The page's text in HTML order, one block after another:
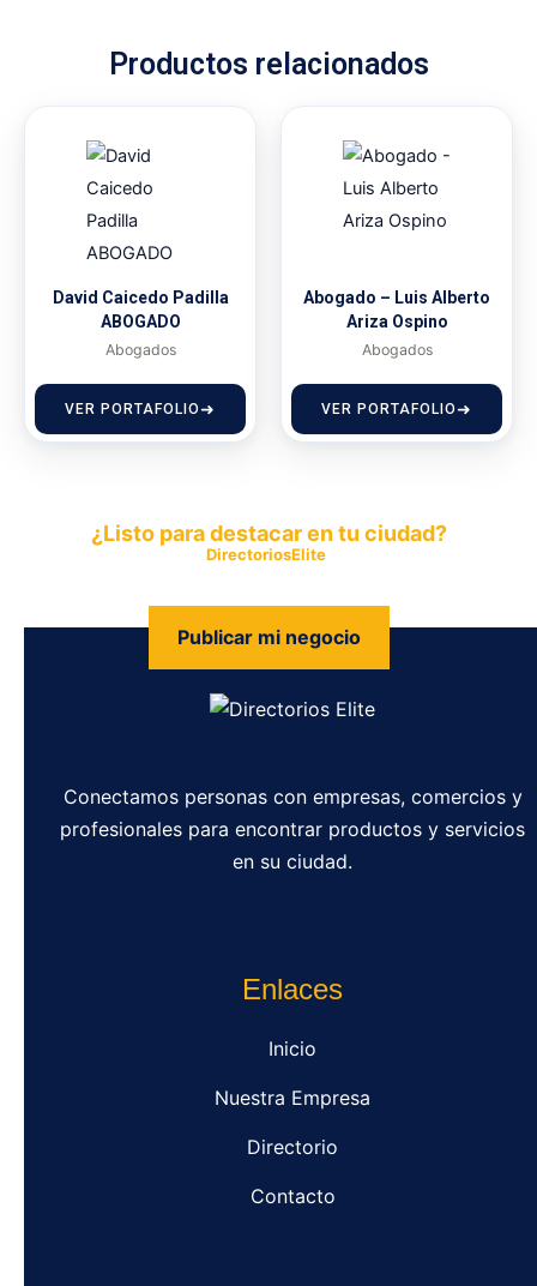
Productos relacionados
David Caicedo Padilla
ABOGADO
Abogados
VER PORTAFOLIO
Abogado – Luis Alberto
Ariza Ospino
Abogados
VER PORTAFOLIO
¿Listo para destacar en tu ciudad?
DirectoriosElite
Publicar mi negocio
Conectamos personas con empresas, comercios y
profesionales para encontrar productos y servicios
en su ciudad.
Enlaces
Inicio
Nuestra Empresa
Directorio
Contacto